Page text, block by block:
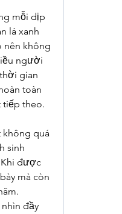
mỗi dịp
lá xanh
nên không
người
gian
toàn
tiếp theo.
không quá
sinh
Khi được
mà còn
đầy